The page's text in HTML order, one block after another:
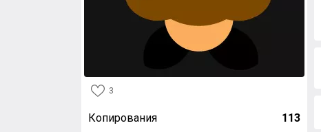
3
Копирования 113